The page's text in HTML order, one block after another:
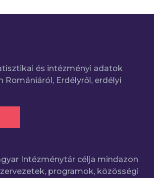
és intézményi adatok
Romániáról, Erdélyről, erdélyi
Intézménytár célja mindazon
programok, közösségi